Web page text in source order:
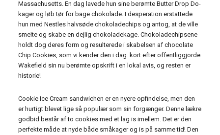
Massachusetts. En dag lavede hun sine berømte Butter Drop Do-
kager og løb tør for bage chokolade. I desperation erstattede
hun med Nestles halvsøde chokoladechips og antog, at de ville
smelte og skabe en dejlig chokoladekage. Chokoladechipsene
holdt dog deres form og resulterede i skabelsen af ​​chocolate
Chip Cookies, som vi kender den i dag. kort efter offentliggjorde
Wakefield sin nu berømte opskrift i en lokal avis, og resten er
historie!
Cookie Ice Cream sandwichen er en nyere opfindelse, men den
er hurtigt blevet lige så populær som sin forgænger. Denne lækre
godbid består af to cookies med et lag is imellem. Det er den
perfekte måde at nyde både småkager og is på samme tid! Den